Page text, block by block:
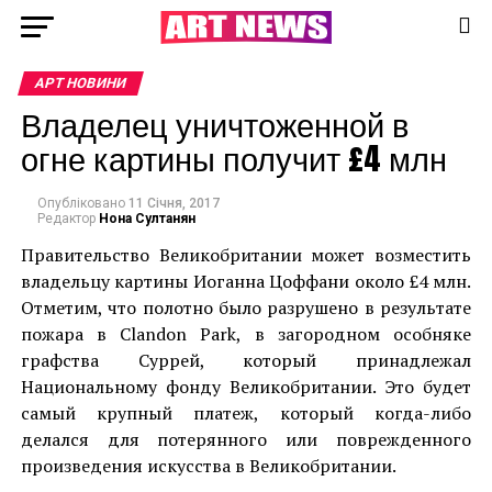
АРТ НОВИНИ
Владелец уничтоженной в
огне картины получит £4 млн
Опубліковано 11 Січня, 2017
Редактор Нона Султанян
Правительство Великобритании может возместить
владельцу картины Иоганна Цоффани около £4 млн.
Отметим, что полотно было разрушено в результате
пожара в Clandon Park, в загородном особняке
графства Суррей, который принадлежал
Национальному фонду Великобритании. Это будет
самый крупный платеж, который когда-либо
делался для потерянного или поврежденного
произведения искусства в Великобритании.